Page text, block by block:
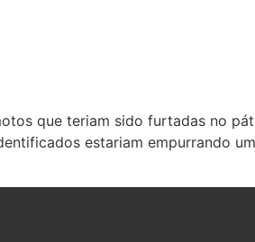
que teriam sido furtadas no
estariam empurrando